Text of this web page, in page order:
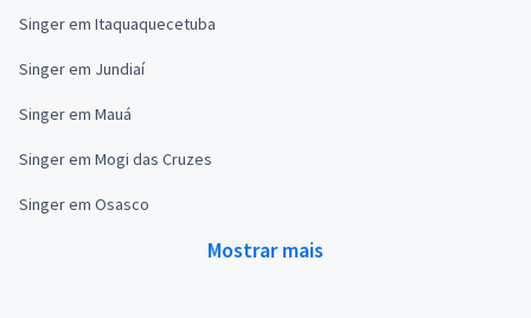
Singer em Itaquaquecetuba
Singer em Jundiaí
Singer em Mauá
Singer em Mogi das Cruzes
Singer em Osasco
Mostrar mais